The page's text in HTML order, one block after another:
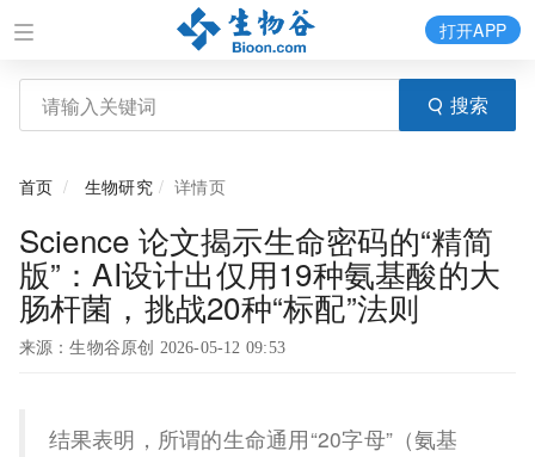
搜索
打开APP
首页 生物研究 详情页
Science 论文揭示生命密码的“精简
版”：AI设计出仅用19种氨基酸的大
肠杆菌，挑战20种“标配”法则
来源：生物谷原创 2026-05-12 09:53
结果表明，所谓的生命通用“20字母”（氨基